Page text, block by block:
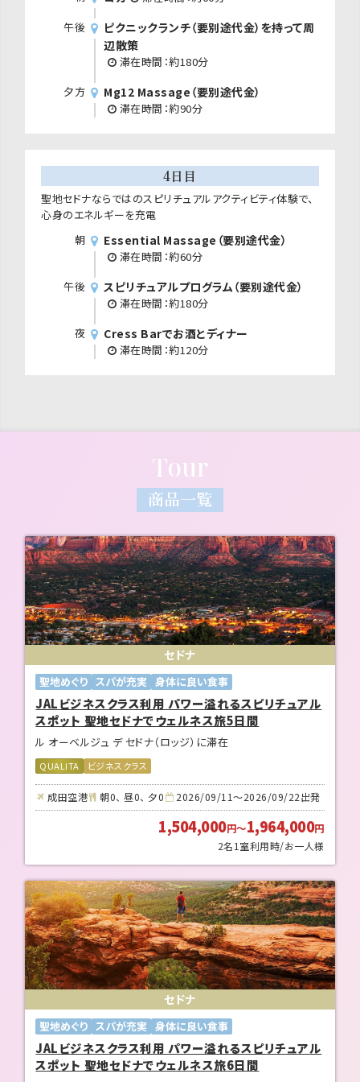
午後
ピクニックランチ（要別途代金）を持って周
辺散策
滞在時間：約180分
夕方
Mg12 Massage（要別途代金）
滞在時間：約90分
4日目
聖地セドナならではのスピリチュアルアクティビティ体験で、
心身のエネルギーを充電
朝
Essential Massage（要別途代金）
滞在時間：約60分
午後
スピリチュアルプログラム（要別途代金）
滞在時間：約180分
夜
Cress Barでお酒とディナー
滞在時間：約120分
Tour
商品一覧
セドナ
聖地めぐり スパが充実 身体に良い食事
JALビジネスクラス利用 パワー溢れるスピリチュアル
スポット 聖地セドナでウェルネス旅5日間
ル オーベルジュ デ セドナ（ロッジ）に滞在
QUALITA ビジネスクラス
成田空港 朝0、 昼0、 夕0 2026/09/11～2026/09/22出発
1,504,000円～1,964,000円
2名1室利用時/お一人様
セドナ
聖地めぐり スパが充実 身体に良い食事
JALビジネスクラス利用 パワー溢れるスピリチュアル
スポット 聖地セドナでウェルネス旅6日間